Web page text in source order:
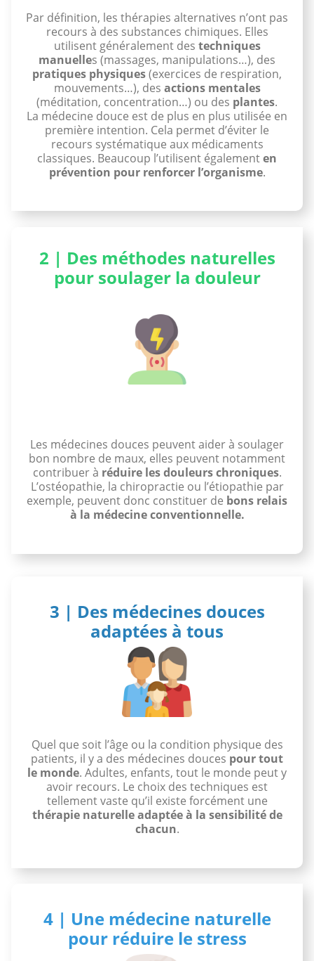
Par définition, les thérapies alternatives n’ont pas
recours à des substances chimiques. Elles
utilisent généralement des techniques
manuelles (massages, manipulations…), des
pratiques physiques(exercices de respiration,
mouvements…), des actions mentales
(méditation, concentration…) ou des plantes.
La médecine douce est de plus en plus utilisée en
première intention. Cela permet d’éviter le
recours systématique aux médicaments
classiques. Beaucoup l’utilisent égalementen
prévention pour renforcer l’organisme.
2 | Des méthodes naturelles
pour soulager la douleur
Les médecines douces peuvent aider à soulager
bon nombre de maux, elles peuvent notamment
contribuer à réduire les douleurs chroniques.
L’ostéopathie, la chiropractie ou l’étiopathie par
exemple, peuvent donc constituer de bons relais
à la médecine conventionnelle.
3 | Des médecines douces
adaptées à tous
Quel que soit l’âge ou la condition physique des
patients, il y a des médecines douces pour tout
le monde. Adultes, enfants, tout le monde peut y
avoir recours. Le choix des techniques est
tellement vaste qu’il existe forcément une
thérapie naturelle adaptée à la sensibilité de
chacun.
4 | Une médecine naturelle
pour réduire le stress